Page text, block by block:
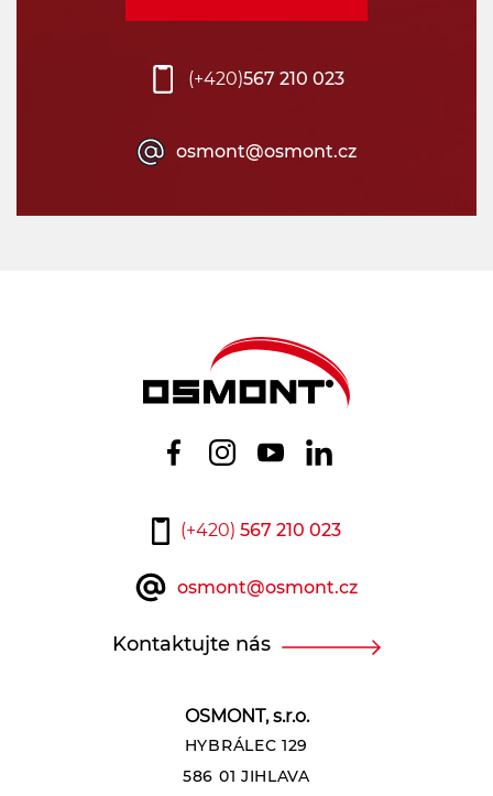
(+420)567 210 023
osmont@osmont.cz
OSMONT, s.r.o.
HYBRÁLEC 129
586 01 JIHLAVA
(+420) 567 210 023
osmont@osmont.cz
Kontaktujte nás